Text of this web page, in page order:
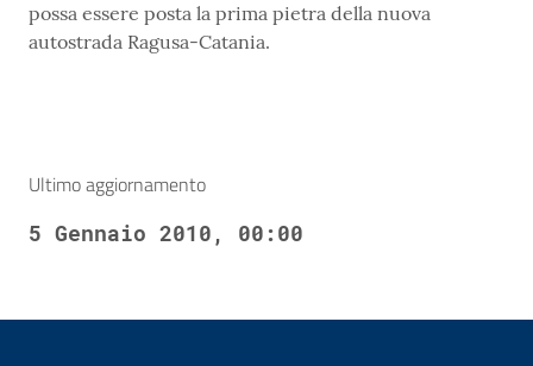
possa essere posta la prima pietra della nuova
autostrada Ragusa-Catania.
Ultimo aggiornamento
5 Gennaio 2010, 00:00